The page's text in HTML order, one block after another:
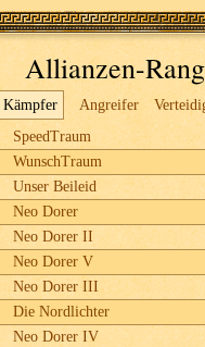
Allianzen-
Kämpfer Angreifer
SpeedTraum
WunschTraum
Unser Beileid
Neo Dorer
Neo Dorer II
Neo Dorer V
Neo Dorer III
Die Nordlichter
Neo Dorer IV